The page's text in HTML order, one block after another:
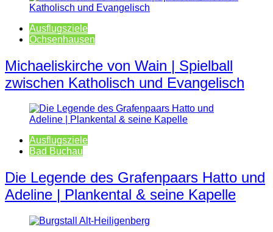
Ausflugsziele
Ochsenhausen
Michaeliskirche von Wain | Spielball
zwischen Katholisch und Evangelisch
Ausflugsziele
Bad Buchau
Die Legende des Grafenpaars Hatto und
Adeline | Plankental & seine Kapelle